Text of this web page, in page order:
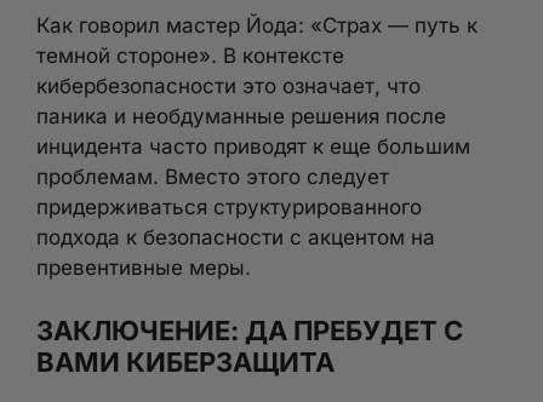
Как говорил мастер Йода: «Страх — путь к
темной стороне». В контексте
кибербезопасности это означает, что
паника и необдуманные решения после
инцидента часто приводят к еще большим
проблемам. Вместо этого следует
придерживаться структурированного
подхода к безопасности с акцентом на
превентивные меры.
ЗАКЛЮЧЕНИЕ: ДА ПРЕБУДЕТ С
ВАМИ КИБЕРЗАЩИТА